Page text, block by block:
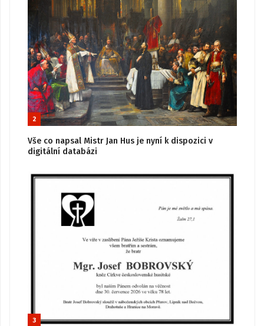
2
Vše co napsal Mistr Jan Hus je nyní k dispozici v
digitální databázi
3